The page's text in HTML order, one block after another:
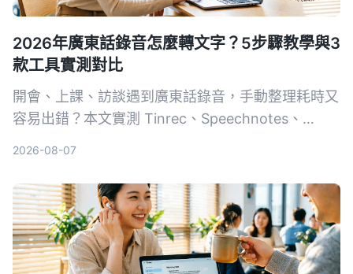
2026年廣東話錄音怎麼轉文字？5步驟教學與3
款工具實測對比
開會、上課、訪談遇到廣東話錄音，手動整理耗時又
容易出錯？本文實測 Tinrec、Speechnotes、
適合的解決方案。
2026-08-07